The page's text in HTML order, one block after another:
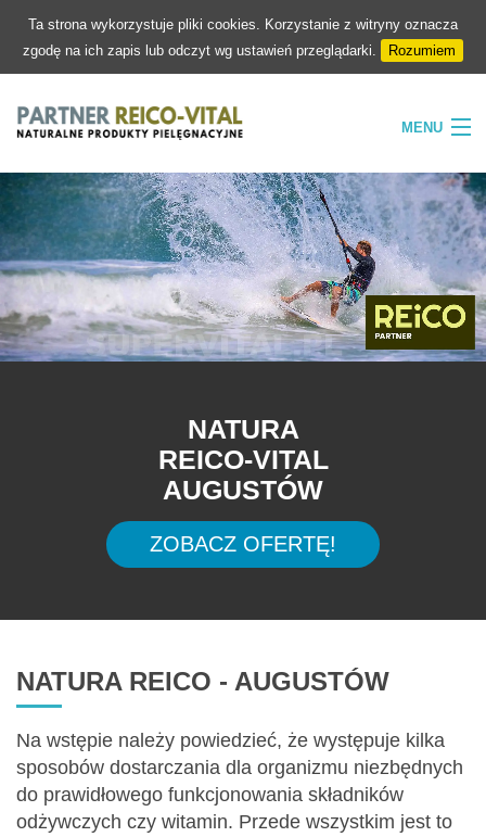
Ta strona wykorzystuje pliki cookies. Korzystanie z witryny oznacza
zgodę na ich zapis lub odczyt wg ustawień przeglądarki.
Rozumiem
MENU
HOME
FIRMA
NATURA
PIELĘGNACJA
SKLEP
NATURA
REICO-VITAL
AUGUSTÓW
ZOBACZ OFERTĘ!
NATURA REICO - AUGUSTÓW
Na wstępie należy powiedzieć, że występuje kilka
sposobów dostarczania dla organizmu niezbędnych
do prawidłowego funkcjonowania składników
odżywczych czy witamin. Przede wszystkim jest to